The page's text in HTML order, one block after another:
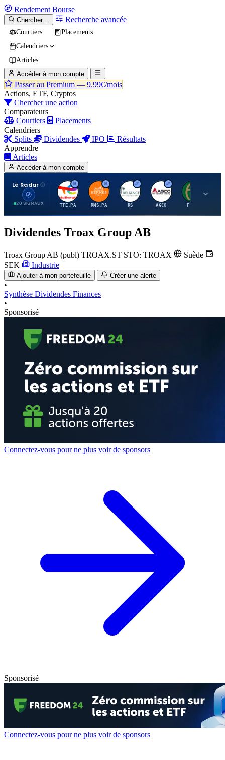
Rendement Bourse
Chercher… Recherche avancée
Courtiers
Placements
Calendriers
Articles
Accéder à mon compte
Passer au Premium — 9.99€/mois
Actions, ETF, Cryptos
Chercher une action
Comparateurs
Courtiers
Placements
Calendriers
Splits
Dividendes IPO
Résultats
Apprendre
Articles
Accéder à mon compte
Le Radar
20 SIGNAUX
T
TTE.PA
H
RMS.PA
R
RS
A
AGCO FCFS
Dividendes Troax Group AB
Troax Group AB (publ) TROAX.ST STO: TROAX
Suède
SEK
Industrie
Ajouter à mon portefeuille Créer une alerte
•
Synthèse Dividendes Finances
•
Sponsorisé
Connectez-vous pour ne plus voir de sponsors
Sponsorisé
Connectez-vous pour ne plus voir de sponsors